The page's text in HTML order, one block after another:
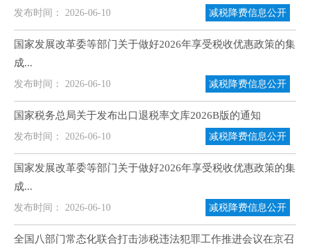
发布时间： 2026-06-10 减税降费信息公开
国家发展改革委等部门关于做好2026年享受税收优惠政策的集
成...
发布时间： 2026-06-10 减税降费信息公开
国家税务总局关于发布出口退税率文库2026B版的通知
发布时间： 2026-06-10 减税降费信息公开
国家发展改革委等部门关于做好2026年享受税收优惠政策的集
成...
发布时间： 2026-06-10 减税降费信息公开
全国八部门常态化联合打击涉税违法犯罪工作推进会议在京召